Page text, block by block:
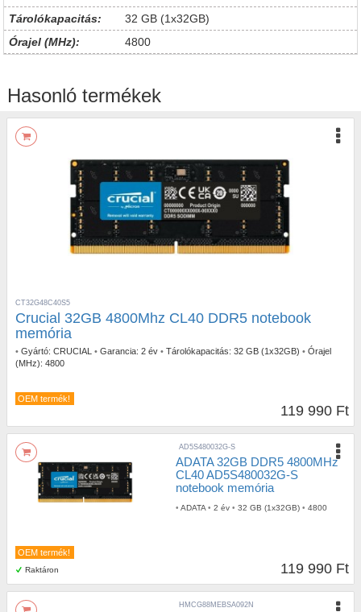
Tárolókapacitás:
32 GB (1x32GB)
Órajel (MHz):
4800
Hasonló termékek
OEM termék!
CT32G48C40S5
Crucial 32GB 4800Mhz CL40 DDR5 notebook
memória
• Gyártó: CRUCIAL • Garancia: 2 év • Tárolókapacitás: 32 GB (1x32GB) • Órajel
(MHz): 4800
119 990 Ft
OEM termék!
Raktáron
AD5S480032G-S
ADATA 32GB DDR5 4800MHz
CL40 AD5S480032G-S
notebook memória
• ADATA • 2 év • 32 GB (1x32GB) • 4800
119 990 Ft
HMCG88MEBSA092N